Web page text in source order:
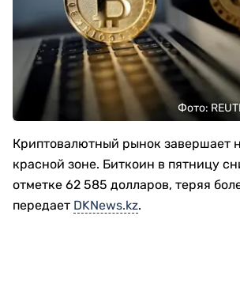
Фото:
Криптовалютный рынок завершает
красной зоне. Биткоин в пятницу
отметке 62 585 долларов, теряя
передает DKNews.kz.